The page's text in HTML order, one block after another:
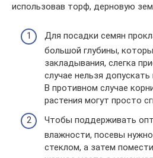
использовав торф, дерновую
Для посадки семян
большой глубины,
закладывания, слегка
случае нельзя допускать
В противном случае
растения могут просто
Чтобы поддерживать
влажности, посевы
стеклом, а затем